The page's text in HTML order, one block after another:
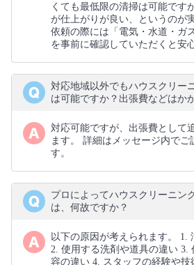
くても最低限の清掃は可能です
が仕上がりが良い、というのが
依頼の際には「電気・水道・ガ
を事前に確認していただくと安
対応地域以外でもハウスクリー
は可能ですか？出張費などはか
対応可能ですが、出張費として
ます。 詳細はメッセージ内でご
す。
プロによってハウスクリーニン
は、何故ですか？
以下の原因が考えられます。 1.
2. 使用する洗剤や道具の違い 3.
容の違い 4. スタッフの経験や